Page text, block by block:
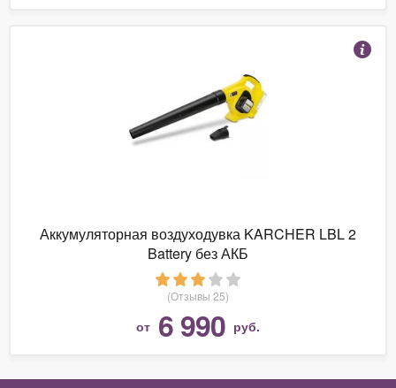
Аккумуляторная воздуходувка KARCHER LBL 2
Battery без АКБ
(Отзывы 25)
от 6 990 руб.